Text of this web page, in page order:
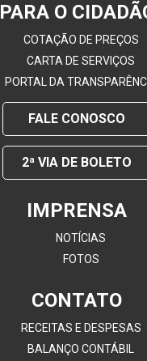
PARA O
COTAÇÃO DE PREÇOS
CARTA DE SERVIÇOS
PORTAL DA
FALE CONOSCO
2ª VIA DE BOLETO
IMPRENSA
NOTÍCIAS
FOTOS
CONTATO
RECEITAS E DESPESAS
BALANÇO CONTÁBIL